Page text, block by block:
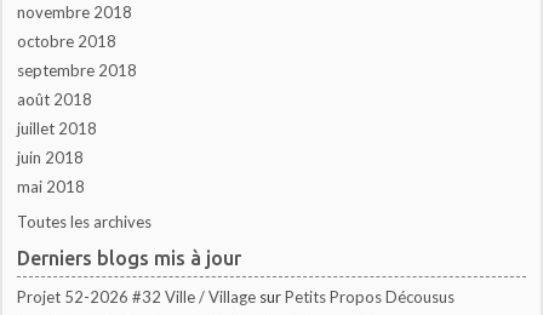
novembre 2018
octobre 2018
septembre 2018
août 2018
juillet 2018
juin 2018
mai 2018
Toutes les archives
Derniers blogs mis à jour
Projet 52-2026 #32 Ville / Village surPetits Propos Décousus